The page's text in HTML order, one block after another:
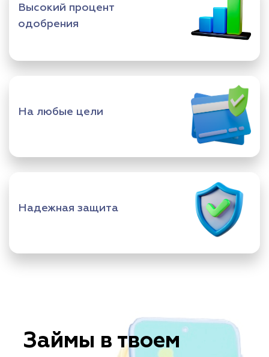
Высокий процент
одобрения
На любые цели
Надежная защита
Займы в твоем